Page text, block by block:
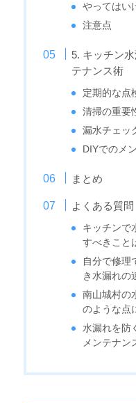
やってはい
注意点
5. キッチン
テナンス術
定期的な点
清掃の重要
漏水チェッ
DIYでのメ
まとめ
よくある質問
キッチンで
すべきこと
自分で修理
き水漏れの
南山城村の
のような点
水漏れを防
メンテナン